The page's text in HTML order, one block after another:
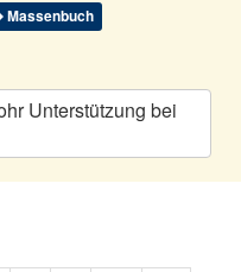
Massenbuch
Unterstützung bei